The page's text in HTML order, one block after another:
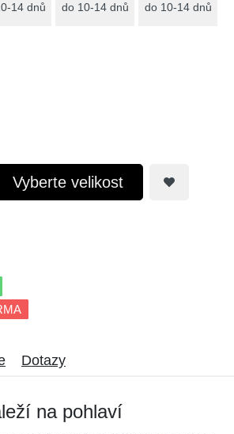
14 dnů do 10-14 dnů do 10-14 dnů
Vyberte velikost
Dotazy
na pohlaví